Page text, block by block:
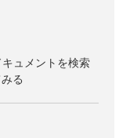
ュメントを検索
る